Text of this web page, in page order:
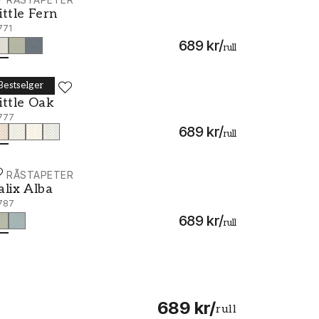
Fern
689 kr/rull
Oak
689 kr/rull
Oak - 7777
Alba
689 kr/rull
Alba - 7787
689 kr/rull